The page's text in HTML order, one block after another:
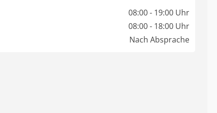
08:00 - 19:00 Uhr
08:00 - 18:00 Uhr
Nach Absprache